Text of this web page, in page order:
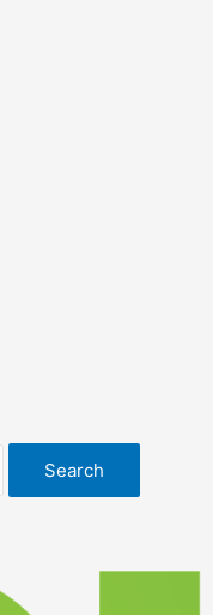
Search